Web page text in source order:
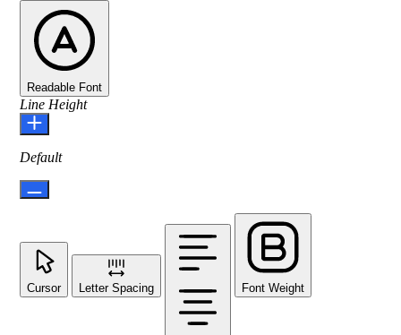
Readable Font
Line Height
Default
Cursor Letter Spacing Font Weight